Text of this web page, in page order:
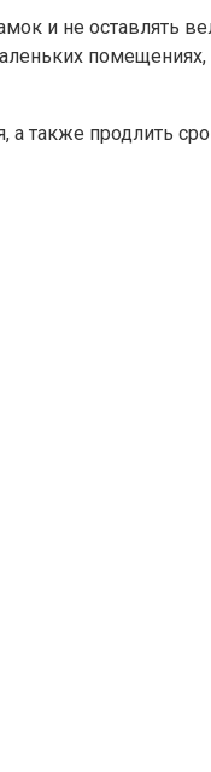
и не оставлять
помещениях,
также продлить